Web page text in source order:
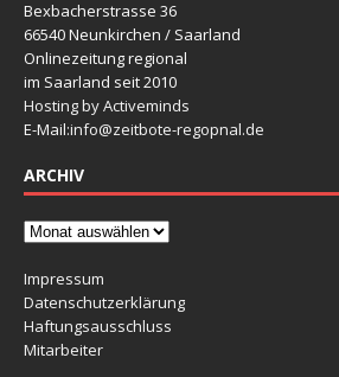
Bexbacherstrasse 36
66540 Neunkirchen / Saarland
Onlinezeitung regional
im Saarland seit 2010
Hosting by Activeminds
E-Mail:info@zeitbote-regopnal.de
ARCHIV
Impressum
Datenschutzerklärung
Haftungsausschluss
Mitarbeiter